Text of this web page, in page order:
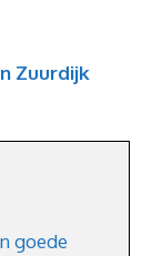
Zuurdijk
goede